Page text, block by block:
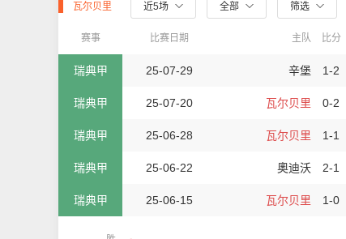
瓦尔贝里 近5场 全部 筛选
赛事 比赛日期 主队 比分
瑞典甲 25-07-29 辛堡 1-2
瑞典甲 25-07-20 瓦尔贝里 0-2
瑞典甲 25-06-28 瓦尔贝里 1-1
瑞典甲 25-06-22 奧迪沃 2-1
瑞典甲 25-06-15 瓦尔贝里 1-0